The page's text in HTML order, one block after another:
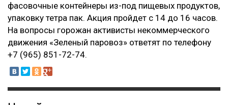
фасовочные контейнеры из-под пищевых продуктов,
упаковку тетра пак. Акция пройдет с 14 до 16 часов.
На вопросы горожан активисты некоммерческого
движения «Зеленый паровоз» ответят по телефону
+7 (965) 851-72-74.